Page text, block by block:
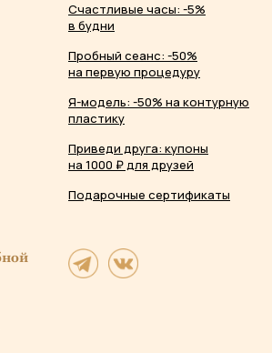
Счастливые часы: -5%
в будни
Пробный сеанс: -50%
на первую процедуру
Я-модель: -50% на контурную
пластику
Приведи друга: купоны
на 1000 ₽ для друзей
Подарочные сертификаты